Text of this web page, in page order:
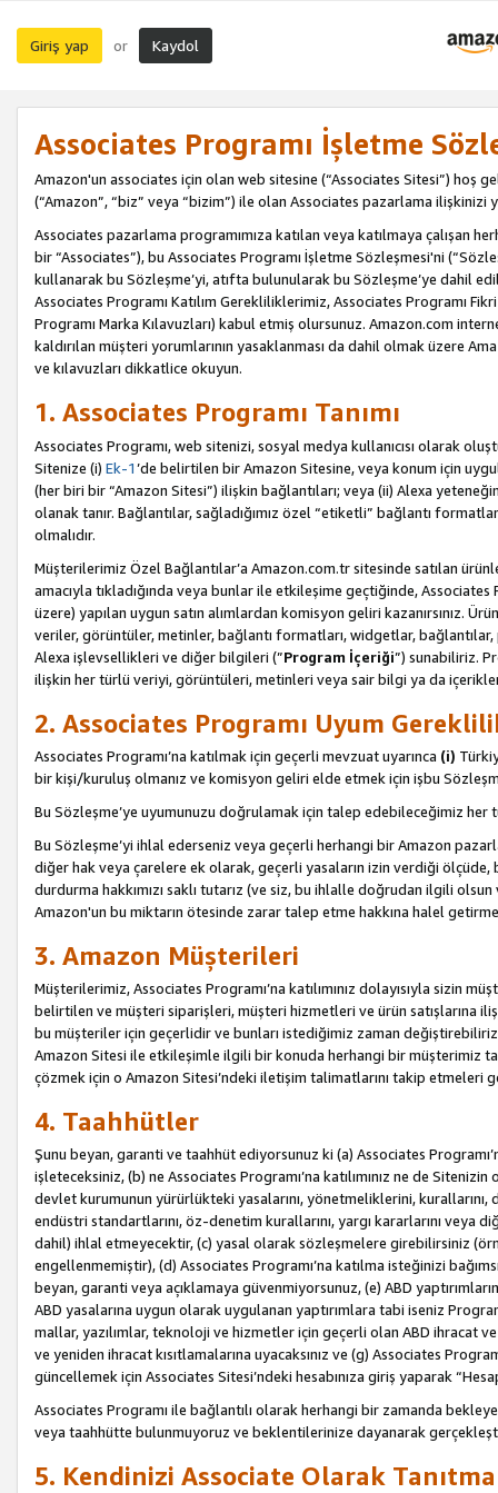
Giriş yap or Kaydol
Associates Programı İşletme
Amazon'un associates için olan web sitesine (“Associates Sitesi”) hoş
(“Amazon”, “biz” veya “bizim”) ile olan Associates pazarlama ilişkinizi
Associates pazarlama programımıza katılan veya katılmaya çalışan
bir “Associates”), bu Associates Programı İşletme Sözleşmesi'ni
kullanarak bu Sözleşme’yi, atıfta bulunularak bu Sözleşme’ye dahil
Associates Programı Katılım Gerekliliklerimiz, Associates Programı
Programı Marka Kılavuzları) kabul etmiş olursunuz. Amazon.com
kaldırılan müşteri yorumlarının yasaklanması da dahil olmak üzere
ve kılavuzları dikkatlice okuyun.
1. Associates Programı Tanımı
Associates Programı, web sitenizi, sosyal medya kullanıcısı olarak
Sitenize (i) Ek-1’de belirtilen bir Amazon Sitesine, veya konum için
(her biri bir “Amazon Sitesi”) ilişkin bağlantıları; veya (ii) Alexa
olanak tanır. Bağlantılar, sağladığımız özel “etiketli” bağlantı
olmalıdır.
Müşterilerimiz Özel Bağlantılar’a Amazon.com.tr sitesinde satılan
amacıyla tıkladığında veya bunlar ile etkileşime geçtiğinde,
üzere) yapılan uygun satın alımlardan komisyon geliri kazanırsınız.
veriler, görüntüler, metinler, bağlantı formatları, widgetlar,
Alexa işlevsellikleri ve diğer bilgileri (”Program İçeriği”) sunabiliriz.
ilişkin her türlü veriyi, görüntüleri, metinleri veya sair bilgi ya da içerikleri
2. Associates Programı Uyum
Associates Programı’na katılmak için geçerli mevzuat uyarınca (i)
bir kişi/kuruluş olmanız ve komisyon geliri elde etmek için işbu
Bu Sözleşme’ye uyumunuzu doğrulamak için talep edebileceğimiz
Bu Sözleşme’yi ihlal ederseniz veya geçerli herhangi bir Amazon
diğer hak veya çarelere ek olarak, geçerli yasaların izin verdiği
durdurma hakkımızı saklı tutarız (ve siz, bu ihlalle doğrudan ilgili
Amazon'un bu miktarın ötesinde zarar talep etme hakkına halel
3. Amazon Müşterileri
Müşterilerimiz, Associates Programı’na katılımınız dolayısıyla sizin
belirtilen ve müşteri siparişleri, müşteri hizmetleri ve ürün satışlarına
bu müşteriler için geçerlidir ve bunları istediğimiz zaman
Amazon Sitesi ile etkileşimle ilgili bir konuda herhangi bir müşterimiz
çözmek için o Amazon Sitesi’ndeki iletişim talimatlarını takip etmeleri
4. Taahhütler
Şunu beyan, garanti ve taahhüt ediyorsunuz ki (a) Associates
işleteceksiniz, (b) ne Associates Programı’na katılımınız ne de
devlet kurumunun yürürlükteki yasalarını, yönetmeliklerini,
endüstri standartlarını, öz-denetim kurallarını, yargı kararlarını
dahil) ihlal etmeyecektir, (c) yasal olarak sözleşmelere girebilirsiniz
engellenmemiştir), (d) Associates Programı’na katılma isteğinizi
beyan, garanti veya açıklamaya güvenmiyorsunuz, (e) ABD
ABD yasalarına uygun olarak uygulanan yaptırımlara tabi iseniz
mallar, yazılımlar, teknoloji ve hizmetler için geçerli olan ABD ihracat
ve yeniden ihracat kısıtlamalarına uyacaksınız ve (g) Associates
güncellemek için Associates Sitesi’ndeki hesabınıza giriş yaparak
Associates Programı ile bağlantılı olarak herhangi bir zamanda
veya taahhütte bulunmuyoruz ve beklentilerinize dayanarak
5. Kendinizi Associate Olarak